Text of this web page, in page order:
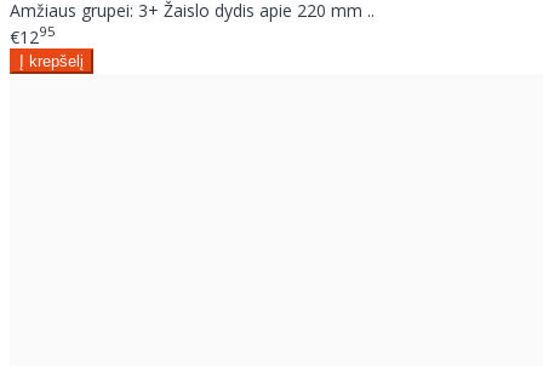
Amžiaus grupei: 3+ Žaislo dydis apie 220 mm ..
€1295